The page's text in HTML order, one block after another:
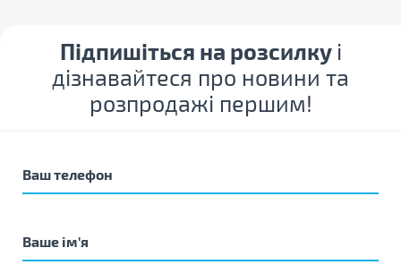
Підпишіться на розсилку і
дізнавайтеся про новини та
розпродажі першим!